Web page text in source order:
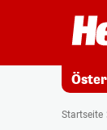
Startseite